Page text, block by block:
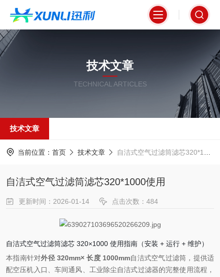
技术文章
TECHNICAL ARTICLES
技术文章
当前位置： 首页 技术文章 自洁式空气过滤筒滤芯320*1000使用
自洁式空气过滤筒滤芯320*1000使用
更新时间：2026-01-14 点击次数：484
自洁式空气过滤筒滤芯 320×1000 使用指南（安装 + 运行 + 维护）
本指南针对外径 320mm× 长度 1000mm自洁式空气过滤筒，提供适
配空压机入口、车间通风、工业除尘自洁式过滤器的完整使用流程，